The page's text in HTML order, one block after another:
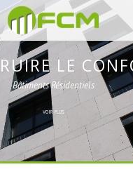
LE
Bâtiments Résidentiels